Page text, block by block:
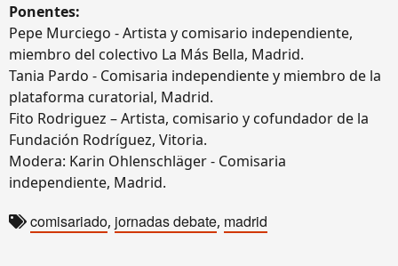
Ponentes:
Pepe Murciego - Artista y comisario independiente,
miembro del colectivo La Más Bella, Madrid.
Tania Pardo - Comisaria independiente y miembro de la
plataforma curatorial, Madrid.
Fito Rodriguez – Artista, comisario y cofundador de la
Fundación Rodríguez, Vitoria.
Modera: Karin Ohlenschläger - Comisaria
independiente, Madrid.
comisariado, jornadas debate, madrid